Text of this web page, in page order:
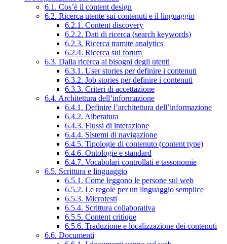
6.1. Cos’è il content design
6.2. Ricerca utente sui contenuti e il linguaggio
6.2.1. Content discovery
6.2.2. Dati di ricerca (search keywords)
6.2.3. Ricerca tramite analytics
6.2.4. Ricerca sui forum
6.3. Dalla ricerca ai bisogni degli utenti
6.3.1. User stories per definire i contenuti
6.3.2. Job stories per definire i contenuti
6.3.3. Criteri di accettazione
6.4. Architettura dell’informazione
6.4.1. Definire l’architettura dell’informazione
6.4.2. Alberatura
6.4.3. Flussi di interazione
6.4.4. Sistemi di navigazione
6.4.5. Tipologie di contenuto (content type)
6.4.6. Ontologie e standard
6.4.7. Vocabolari controllati e tassonomie
6.5. Scrittura e linguaggio
6.5.1. Come leggono le persone sul web
6.5.2. Le regole per un linguaggio semplice
6.5.3. Microtesti
6.5.4. Scrittura collaborativa
6.5.5. Content critique
6.5.6. Traduzione e localizzazione dei contenuti
6.6. Documenti